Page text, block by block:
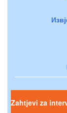
Zahtjevi za